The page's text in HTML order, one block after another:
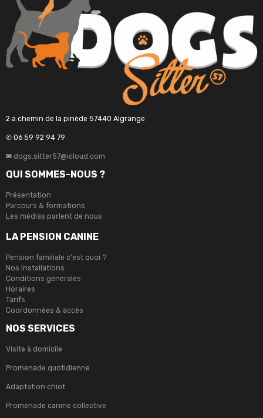
2 a chemin de la pinède 57440 Algrange
✆ 06 59 92 94 79
✉ dogs.sitter57@icloud.com
QUI SOMMES-NOUS ?
Présentation
Parcours & formations
Les médias parlent de nous
LA PENSION CANINE
Pension familiale c'est quoi ?
Nos installations
Conditions générales
Horaires
Tarifs
Coordonnées & accès
NOS SERVICES
Visite à domicile
Promenade quotidienne
Adaptation chiot
Promenade canine collective